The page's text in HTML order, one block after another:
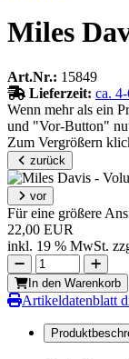
Miles
Art.Nr.: 15849
Lieferzeit: ca.
Wenn mehr als ein
und "Vor-Button"
Zum Vergrößern
zurück
vor
Für eine größere
22,00 EUR
inkl. 19 % MwSt.
In den Warenkorb
Artikeldatenblatt